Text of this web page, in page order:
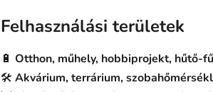
Felhasználási területek
🔋 Otthon, műhely, hobbiprojekt, hűtő-
🛠️ Akvárium, terrárium,